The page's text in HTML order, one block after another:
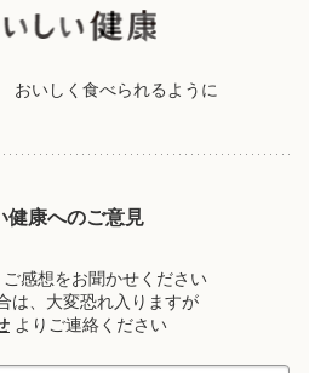
おいしく食べられるように
健康へのご意見
感想をお聞かせください
は、大変恐れ入りますが
よりご連絡ください